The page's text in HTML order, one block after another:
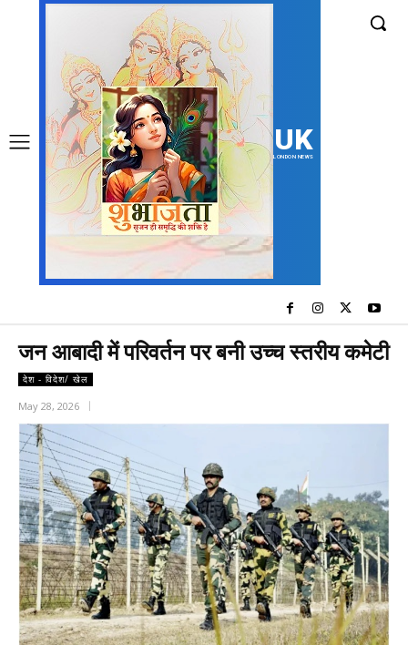
UK
LONDON NEWS
जन आबादी में परिवर्तन पर बनी उच्च स्तरीय कमेटी
देश - विदेश/ खेल
May 28, 2026